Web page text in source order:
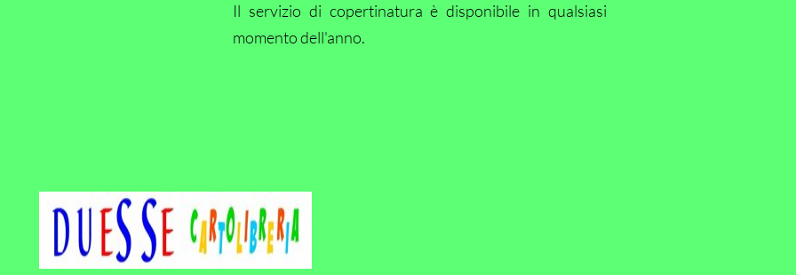
Il servizio di copertinatura è disponibile in qualsiasi
momento dell'anno.